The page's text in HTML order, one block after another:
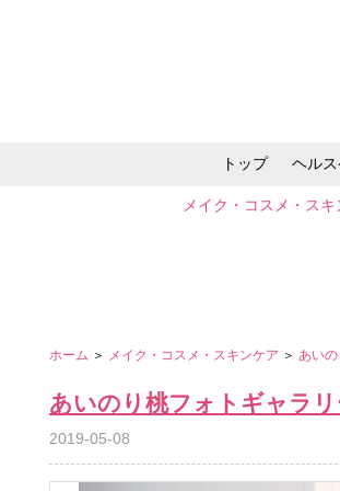
トップ ヘル
メイク・コスメ・ス
ホーム ＞ メイク・コスメ・スキンケア ＞ あい
あいのり桃フォトギャラ
2019-05-08